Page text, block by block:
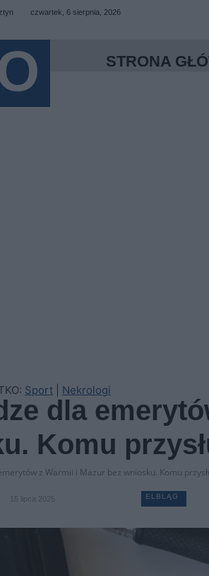
czwartek, 6 sierpnia, 2026
STRONA
Sport Nekrologi
dla
Komu
z Warmii i Mazur bez wniosku. Komu
15 lipca 2025 ELBLĄG